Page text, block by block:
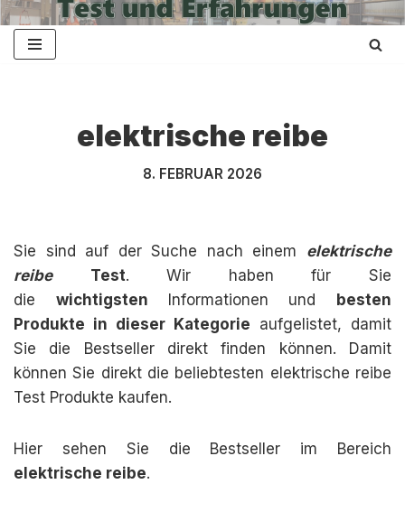
Zum
elektrische reibe
8. FEBRUAR 2026
Sie sind auf der Suche nach einem elektrische
reibe
Test. Wir haben für Sie
die wichtigsten Informationen und
besten
Produkte in dieser Kategorie aufgelistet, damit
Sie die Bestseller direkt finden können. Damit
können Sie direkt die beliebtesten elektrische reibe
Test Produkte kaufen.
Hier sehen Sie die Bestseller im Bereich
elektrische reibe.